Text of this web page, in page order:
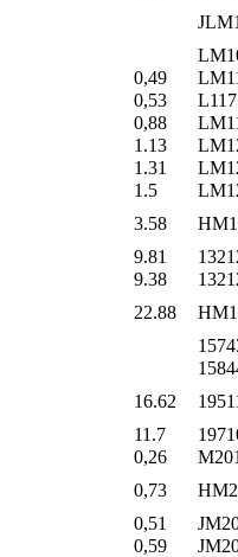
0,49
0,53
0,88
1.13
1.31
1.5
3.58
9.81
9.38
22.88
16.62
11.7
0,26
0,73
0,51
0,59